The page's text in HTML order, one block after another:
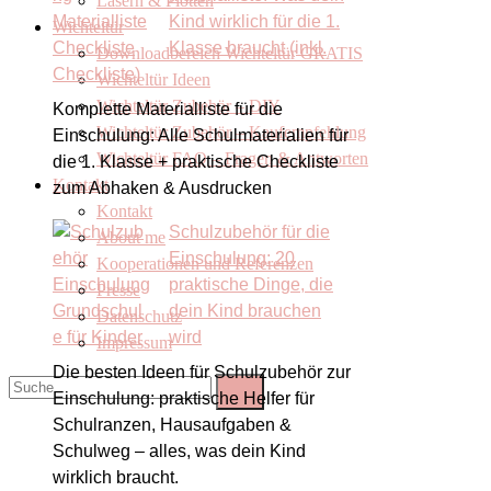
Wichteltür
Downloadbereich Wichteltür GRATIS
Wichteltür Ideen
Wichteltür Zubehör – DIY
Wichteltür Zubehör – Kaufempfehlung
Wichteltür FAQ – Fragen & Antworten
Kontakt
Kontakt
About me
Kooperationen und Referenzen
Presse
Datenschutz
Impressum
Kind wirklich für die 1.
Klasse braucht (inkl.
Checkliste)
Komplette Materialliste für die
Einschulung: Alle Schulmaterialien für
die 1. Klasse + praktische Checkliste
zum Abhaken & Ausdrucken
Schulzubehör für die
Einschulung: 20
praktische Dinge, die
dein Kind brauchen
wird
Die besten Ideen für Schulzubehör zur
Einschulung: praktische Helfer für
Schulranzen, Hausaufgaben &
Schulweg – alles, was dein Kind
wirklich braucht.